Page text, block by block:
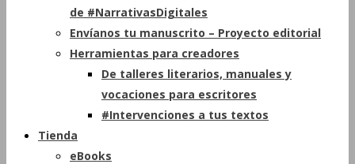
de #NarrativasDigitales
Envíanos tu manuscrito – Proyecto editorial
Herramientas para creadores
De talleres literarios, manuales y
vocaciones para escritores
#Intervenciones a tus textos
Tienda
eBooks